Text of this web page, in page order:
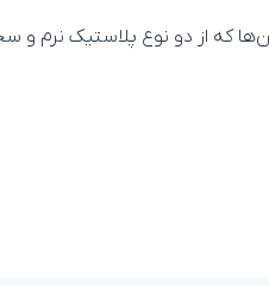
که از دو نوع پلاستیک نرم